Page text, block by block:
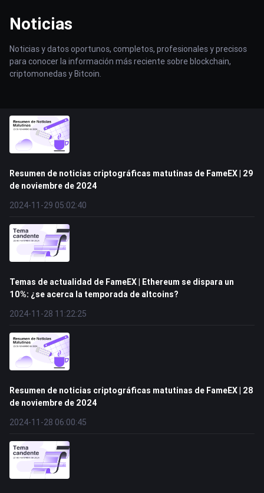
Noticias
Noticias y datos oportunos, completos, profesionales y precisos
para conocer la información más reciente sobre blockchain,
criptomonedas y Bitcoin.
Resumen de noticias criptográficas matutinas de FameEX | 29
de noviembre de 2024
2024-11-29 05:02:40
Temas de actualidad de FameEX | Ethereum se dispara un
10%: ¿se acerca la temporada de altcoins?
2024-11-28 11:22:25
Resumen de noticias criptográficas matutinas de FameEX | 28
de noviembre de 2024
2024-11-28 06:00:45